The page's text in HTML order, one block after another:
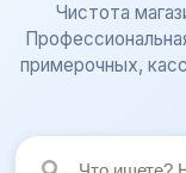
Чистота
примерочных,